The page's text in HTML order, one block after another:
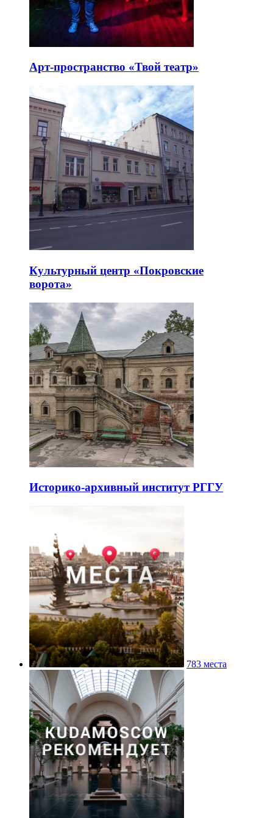
Арт-пространство «Твой театр»
Культурный центр «Покровские
ворота»
Историко-архивный институт РГГУ
783 места